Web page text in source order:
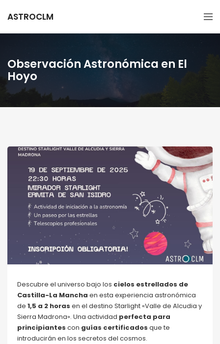
ASTROCLM
Observación Astronómica en El
Hoyo
Descubre el universo bajo los cielos estrellados de
Castilla-La Mancha en esta experiencia astronómica
de 1,5 a 2 horas en el destino Starlight «Valle de Alcudia y
Sierra Madrona». Una actividad perfecta para
principiantes con guías certificados que te
introducirán en los secretos del cosmos.